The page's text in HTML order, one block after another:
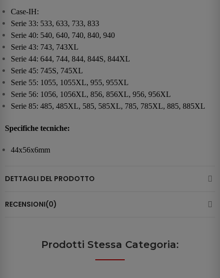
Case-IH:
Serie 33: 533, 633, 733, 833
Serie 40: 540, 640, 740, 840, 940
Serie 43: 743, 743XL
Serie 44: 644, 744, 844, 844S, 844XL
Serie 45: 745S, 745XL
Serie 55: 1055, 1055XL, 955, 955XL
Serie 56: 1056, 1056XL, 856, 856XL, 956, 956XL
Serie 85: 485, 485XL, 585, 585XL, 785, 785XL, 885, 885XL
Specifiche tecniche:
44x56x6mm
DETTAGLI DEL PRODOTTO
RECENSIONI(0)
Prodotti Stessa Categoria: